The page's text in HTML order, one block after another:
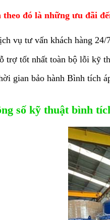
theo đó là những ưu đãi
vụ tư vấn khách hàng 24/
trợ tốt nhất toàn bộ lỗi kỹ
gian bảo hành Bình tích
số kỹ thuật bình